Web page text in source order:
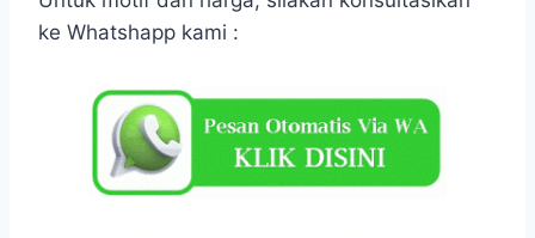
ke Whatshapp kami :